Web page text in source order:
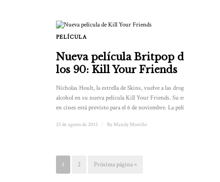
PELÍCULA
Nueva película Britpop de
los 90: Kill Your Friends
Nicholas Hoult, la estrella de Skins, vuelve a las drogas y al
alcohol en su nueva película Kill Your Friends. Su estreno
en cines está previsto para el 6 de noviembre. La película ...
25 de agosto de 2015 By Mandy Morello
1 2 Próxima página »